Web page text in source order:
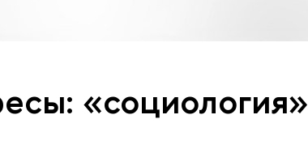
«социология»